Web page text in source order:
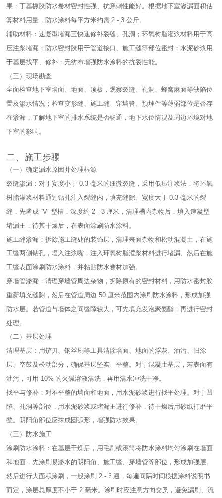
果；丁基橡胶防水卷材密封性强、抗穿刺性能好。根据地下室渗漏面积估
算材料用量，防水涂料每平方米约需 2 - 3 公斤。​
辅助材料：速凝型堵漏王快速修补裂缝、孔洞；环氧树脂灌浆材料用于高
压注浆堵漏；防水密封胶用于管道接口、施工缝等部位密封；水泥砂浆用
于基层找平、修补；无纺布增强防水涂料的抗裂性能。​
（三）现场勘查​
全面检查地下室墙面、地面、顶板，观察裂缝、孔洞、蜂窝麻面等缺陷位
置及渗水情况；检查变形缝、施工缝、穿墙管、预埋件等薄弱部位是否存
在渗漏；了解地下室的排水系统是否畅通，地下水位情况及周边环境对地
下室的影响。​
二、施工步骤​
（一）确定漏水原因并处理根源​
裂缝渗漏：对于宽度小于 0.3 毫米的细微裂缝，采用低压注浆法，将环氧
树脂灌浆材料通过钻孔注入裂缝内，填充缝隙。宽度大于 0.3 毫米的裂
缝，先凿成 “V” 型槽，深度约 2 - 3 厘米，清理槽内杂物后，填入速凝型
堵漏王，待其干燥后，在表面涂刷防水涂料。​
施工缝渗漏：拆除施工缝处的装饰层，清理表面杂物和松动混凝土，在施
工缝两侧钻孔，埋入注浆嘴，注入环氧树脂灌浆材料进行堵漏。然后在施
工缝表面涂刷防水涂料，并粘贴防水卷材加强。​
穿墙管渗漏：清理穿墙管周边杂物，拆除原有的密封材料，用防水密封胶
重新填充缝隙，然后在管道周边 50 厘米范围内涂刷防水涂料，形成加强
防水层。若管道与墙体之间缝隙较大，可先填充发泡聚氨酯，再进行密封
处理。​
（二）基层处理​
清理基层：用铲刀、钢丝刷等工具清除墙面、地面的浮灰、油污、旧涂
层、空鼓及松动部分，确保基层坚实、平整。对于混凝土基层，若表面有
油污，可用 10% 的火碱溶液清洗，再用清水冲洗干净。​
找平与修补：对不平整的墙面和地面，用水泥砂浆进行找平处理。对于凹
陷、孔洞等部位，用水泥砂浆或堵漏王进行修补，待干燥后用砂纸打磨平
整。阴阳角部位应抹成圆弧形，增强防水效果。​
（三）防水施工​
涂刷防水涂料：在基层干燥后，用毛刷或滚筒将防水涂料均匀涂刷在墙面
和地面，先涂刷易渗水的阴阳角、施工缝、穿墙管等部位，形成加强层。
然后进行大面积涂刷，一般涂刷 2 - 3 遍，每遍间隔时间根据涂料说明书
而定，涂层总厚度不小于 2 毫米。涂刷时应注意方向交叉，避免漏刷、流